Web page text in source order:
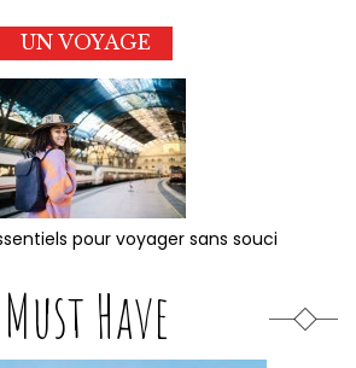
UN VOYAGE
pour voyager sans souci
Must Have